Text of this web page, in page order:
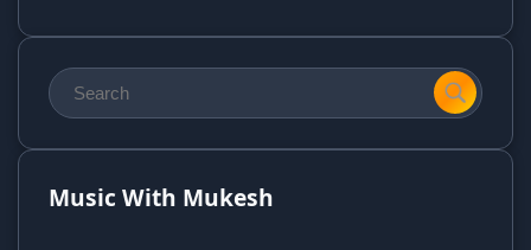
Music With Mukesh